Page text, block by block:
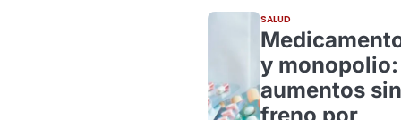
SALUD
y monopolio:
aumentos sin